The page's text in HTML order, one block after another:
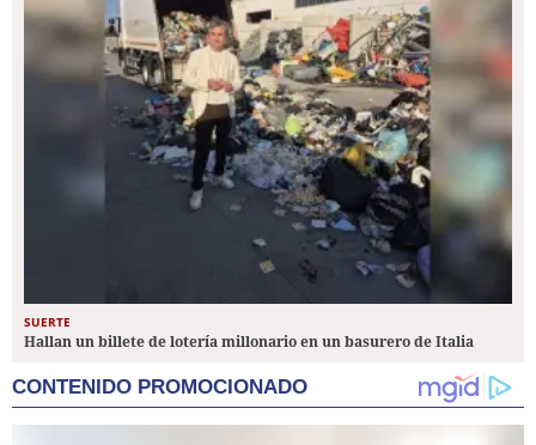
SUERTE
Hallan un billete de lotería millonario en un basurero de Italia
CONTENIDO PROMOCIONADO